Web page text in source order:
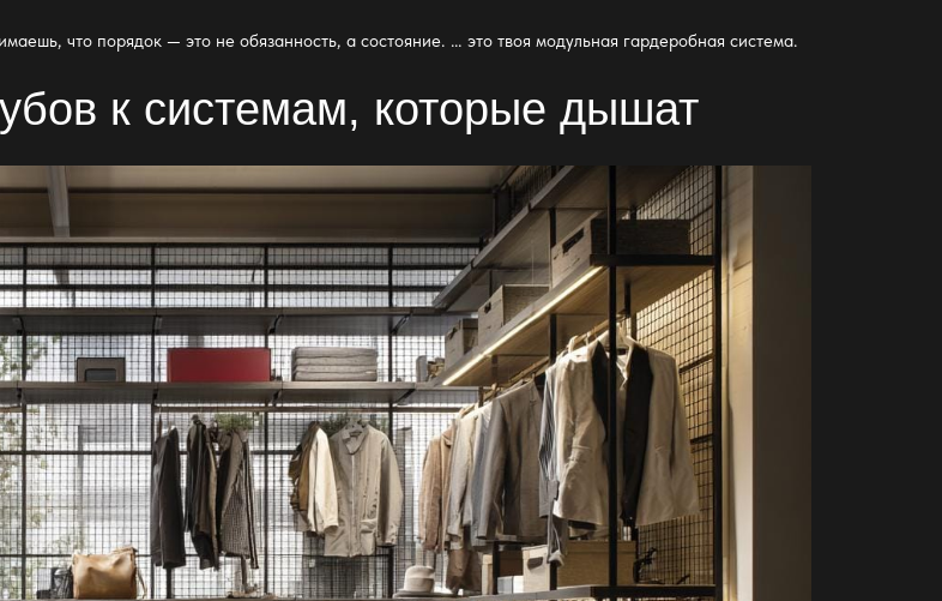
что порядок — это не обязанность, а состояние. … это твоямодульная гардеробная система.
к системам, которые дышат